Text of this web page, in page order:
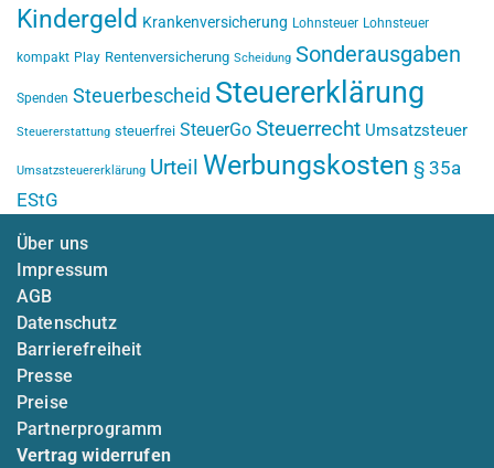
Kindergeld Krankenversicherung Lohnsteuer Lohnsteuer
kompakt Play Rentenversicherung Scheidung Sonderausgaben
Spenden Steuerbescheid Steuererklärung
Steuererstattung steuerfrei SteuerGo Steuerrecht Umsatzsteuer
Umsatzsteuererklärung Urteil Werbungskosten § 35a
EStG
Über uns
Impressum
AGB
Datenschutz
Barrierefreiheit
Presse
Preise
Partnerprogramm
Vertrag widerrufen